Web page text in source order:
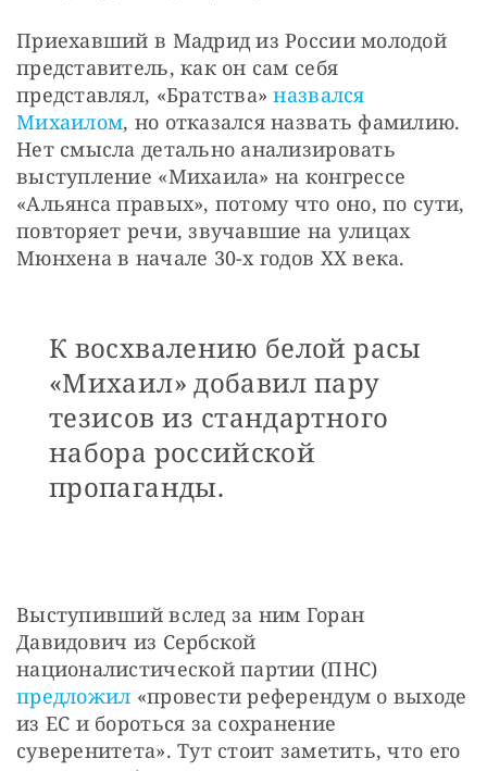
Приехавший в Мадрид из России молодой
представитель, как он сам себя
представлял, «Братства» назвался
Михаилом, но отказался назвать фамилию.
Нет смысла детально анализировать
выступление «Михаила» на конгрессе
«Альянса правых», потому что оно, по сути,
повторяет речи, звучавшие на улицах
Мюнхена в начале 30-х годов ХХ века.
К восхвалению белой расы
«Михаил» добавил пару
тезисов из стандартного
набора российской
пропаганды.
Выступивший вслед за ним Горан
Давидович из Сербской
предложил «провести референдум о выходе
из ЕС и бороться за сохранение
суверенитета». Тут стоит заметить, что его